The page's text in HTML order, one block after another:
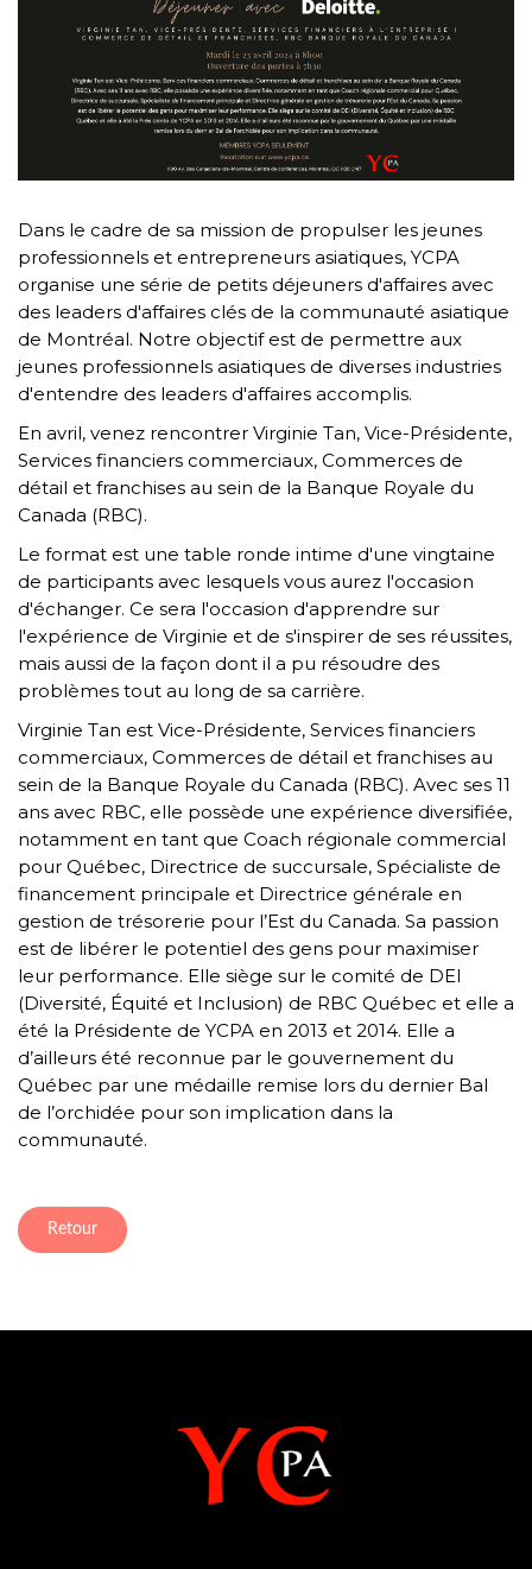
Dans le cadre de sa mission de propulser les jeunes
professionnels et entrepreneurs asiatiques, YCPA
organise une série de petits déjeuners d'affaires avec
des leaders d'affaires clés de la communauté asiatique
de Montréal. Notre objectif est de permettre aux
jeunes professionnels asiatiques de diverses industries
d'entendre des leaders d'affaires accomplis.
En avril, venez rencontrer Virginie Tan, Vice-Présidente,
Services financiers commerciaux, Commerces de
détail et franchises au sein de la Banque Royale du
Canada (RBC).
Le format est une table ronde intime d'une vingtaine
de participants avec lesquels vous aurez l'occasion
d'échanger. Ce sera l'occasion d'apprendre sur
l'expérience de Virginie et de s'inspirer de ses réussites,
mais aussi de la façon dont il a pu résoudre des
problèmes tout au long de sa carrière.
Virginie Tan est Vice-Présidente, Services financiers
commerciaux, Commerces de détail et franchises au
sein de la Banque Royale du Canada (RBC). Avec ses 11
ans avec RBC, elle possède une expérience diversifiée,
notamment en tant que Coach régionale commercial
pour Québec, Directrice de succursale, Spécialiste de
financement principale et Directrice générale en
gestion de trésorerie pour l’Est du Canada. Sa passion
est de libérer le potentiel des gens pour maximiser
leur performance. Elle siège sur le comité de DEI
(Diversité, Équité et Inclusion) de RBC Québec et elle a
été la Présidente de YCPA en 2013 et 2014. Elle a
d’ailleurs été reconnue par le gouvernement du
Québec par une médaille remise lors du dernier Bal
de l’orchidée pour son implication dans la
communauté.
Retour